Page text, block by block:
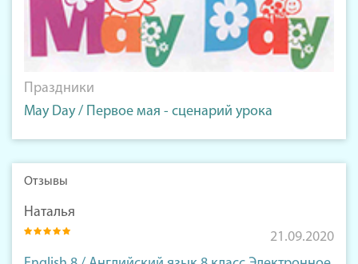
Праздники
May Day / Первое мая - сценарий урока
Отзывы
Наталья
21.09.2020